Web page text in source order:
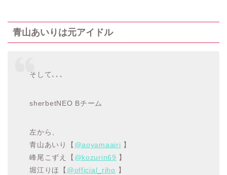
青山あいりは元アイドル
そして､､､
sherbetNEO Bチーム
左から、
青山あいり【 @aoyamaairi 】
峰尾こずえ【 @kozurin69 】
堀江りほ【 @official_riho 】